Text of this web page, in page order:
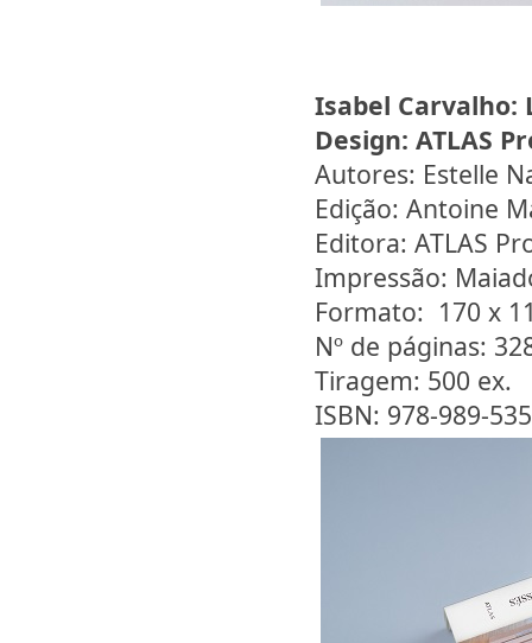
Isabel Carvalho:
Design: ATLAS
Autores: Estelle
Edição: Antoine
Editora: ATLAS
Impressão:
Formato: 170 x
Nº de páginas:
Tiragem: 500 ex.
ISBN: 978-989-